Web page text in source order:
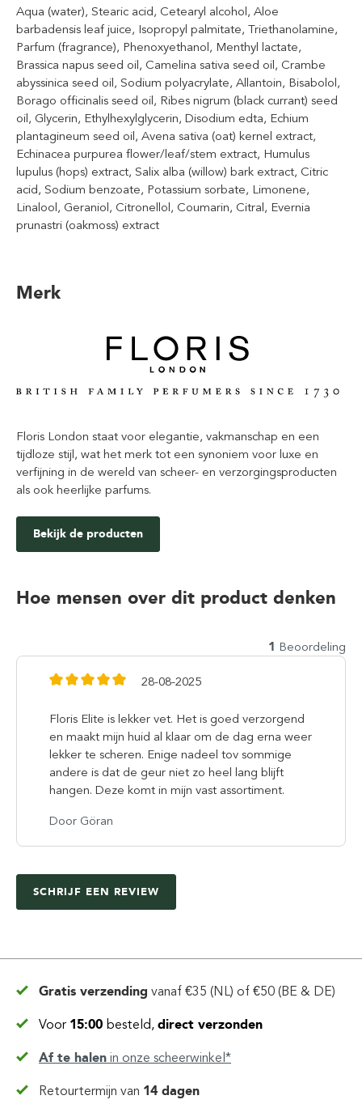
Aqua (water), Stearic acid, Cetearyl alcohol, Aloe
barbadensis leaf juice, Isopropyl palmitate, Triethanolamine,
Parfum (fragrance), Phenoxyethanol, Menthyl lactate,
Brassica napus seed oil, Camelina sativa seed oil, Crambe
abyssinica seed oil, Sodium polyacrylate, Allantoin, Bisabolol,
Borago officinalis seed oil, Ribes nigrum (black currant) seed
oil, Glycerin, Ethylhexylglycerin, Disodium edta, Echium
plantagineum seed oil, Avena sativa (oat) kernel extract,
Echinacea purpurea flower/leaf/stem extract, Humulus
lupulus (hops) extract, Salix alba (willow) bark extract, Citric
acid, Sodium benzoate, Potassium sorbate, Limonene,
Linalool, Geraniol, Citronellol, Coumarin, Citral, Evernia
prunastri (oakmoss) extract
Merk
Floris London staat voor elegantie, vakmanschap en een
tijdloze stijl, wat het merk tot een synoniem voor luxe en
verfijning in de wereld van scheer- en verzorgingsproducten
als ook heerlijke parfums.
Bekijk de producten
Hoe mensen over dit product denken
1 Beoordeling
28-08-2025
Floris Elite is lekker vet. Het is goed verzorgend
en maakt mijn huid al klaar om de dag erna weer
lekker te scheren. Enige nadeel tov sommige
andere is dat de geur niet zo heel lang blijft
hangen. Deze komt in mijn vast assortiment.
Door Göran
SCHRIJF EEN REVIEW
Gratis verzending vanaf €35 (NL) of €50 (BE & DE)
Voor 15:00 besteld, direct verzonden
Af te halen in onze scheerwinkel*
Retourtermijn van 14 dagen